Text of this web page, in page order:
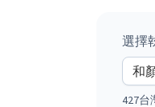
選擇
427台